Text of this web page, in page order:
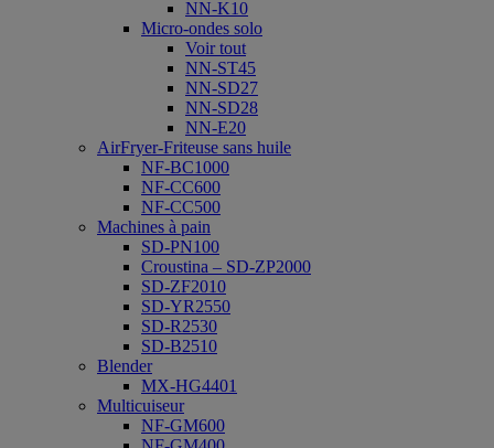
NN-K10
Micro-ondes solo
Voir tout
NN-ST45
NN-SD27
NN-SD28
NN-E20
AirFryer-Friteuse sans huile
NF-BC1000
NF-CC600
NF-CC500
Machines à pain
SD-PN100
Croustina – SD-ZP2000
SD-ZF2010
SD-YR2550
SD-R2530
SD-B2510
Blender
MX-HG4401
Multicuiseur
NF-GM600